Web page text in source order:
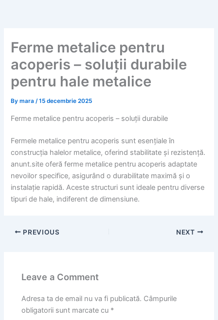
Ferme metalice pentru
acoperis – soluții durabile
pentru hale metalice
Bymara/15 decembrie 2025
Ferme metalice pentru acoperis – soluții durabile
Fermele metalice pentru acoperis sunt esențiale în
construcția halelor metalice, oferind stabilitate și rezistență.
anunt.site oferă ferme metalice pentru acoperis adaptate
nevoilor specifice, asigurând o durabilitate maximă și o
instalație rapidă. Aceste structuri sunt ideale pentru diverse
tipuri de hale, indiferent de dimensiune.
PREVIOUS NEXT
Leave a Comment
Adresa ta de email nu va fi publicată. Câmpurile
obligatorii sunt marcate cu *